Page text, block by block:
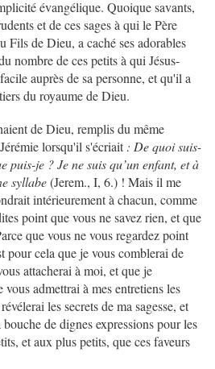
évangélique. Quoique savants,
et de ces sages à qui le Père
Fils de Dieu, a caché ses adorables
nombre de ces petits à qui Jésus-
auprès de sa personne, et qu'il a
du royaume de Dieu.
de Dieu, remplis du même
lorsqu'il s'écriait: De quoi suis-
puis-je ? Je ne suis qu’un enfant, et à
syllabe(Jerem., I, 6.) ! Mais il me
intérieurement à chacun, comme
point que vous ne savez rien, et que
que vous ne vous regardez point
pour cela que je vous comblerai de
attacherai à moi, et que je
admettrai à mes entretiens les
les secrets de ma sagesse, et
de dignes expressions pour les
et aux plus petits, que ces faveurs